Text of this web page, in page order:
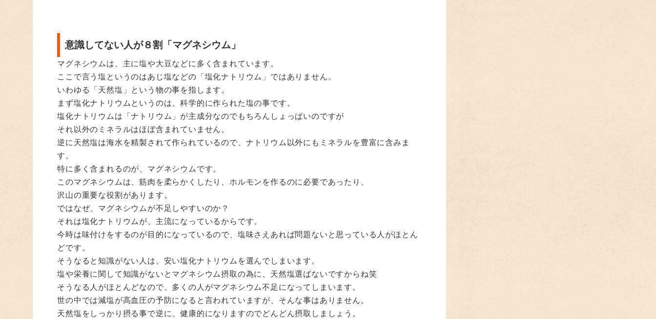
意識してない人が８割「マグネシウム」
マグネシウムは、主に塩や大豆などに多く含まれています。
ここで言う塩というのはあじ塩などの「塩化ナトリウム」ではありません。
いわゆる「天然塩」という物の事を指します。
まず塩化ナトリウムというのは、科学的に作られた塩の事です。
塩化ナトリウムは「ナトリウム」が主成分なのでもちろんしょっぱいのですが
それ以外のミネラルはほぼ含まれていません。
逆に天然塩は海水を精製されて作られているので、ナトリウム以外にもミネラルを豊富に含みま
す。
特に多く含まれるのが、マグネシウムです。
このマグネシウムは、筋肉を柔らかくしたり、ホルモンを作るのに必要であったり、
沢山の重要な役割があります。
ではなぜ、マグネシウムが不足しやすいのか？
それは塩化ナトリウムが、主流になっているからです。
今時は味付けをするのが目的になっているので、塩味さえあれば問題ないと思っている人がほとん
どです。
そうなると知識がない人は、安い塩化ナトリウムを選んでしまいます。
塩や栄養に関して知識がないとマグネシウム摂取の為に、天然塩選ばないですからね笑
そうなる人がほとんどなので、多くの人がマグネシウム不足になってしまいます。
世の中では減塩が高血圧の予防になると言われていますが、そんな事はありません。
天然塩をしっかり摂る事で逆に、健康的になりますのでどんどん摂取しましょう。